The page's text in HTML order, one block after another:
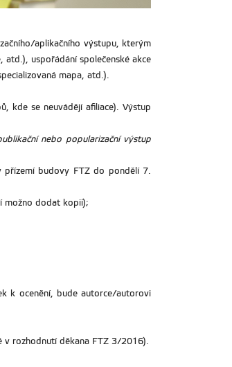
aplikačního výstupu, kterým
uspořádání společenské akce
mapa, atd.).
kde se neuvádějí afiliace). Výstup
nebo popularizační výstup
přízemí budovy FTZ do pondělí 7.
možno dodat kopii);
k ocenění, bude autorce/autorovi
v rozhodnutí děkana FTZ 3/2016).